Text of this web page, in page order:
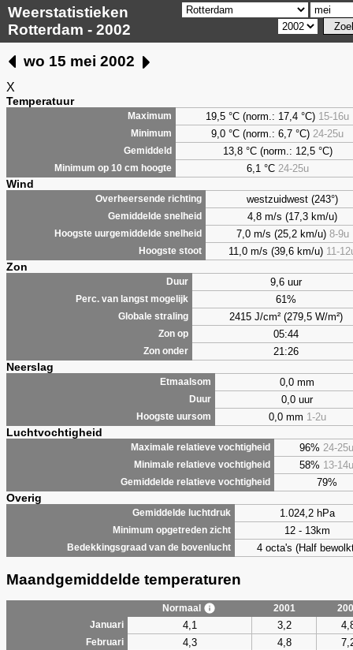
Weerstatistieken
Rotterdam - 2002
wo 15 mei 2002
X
Temperatuur
Maximum 19,5 °C (norm.: 17,4 °C) 15-16u
Minimum 9,0 °C (norm.: 6,7 °C) 24-25u
Gemiddeld 13,8 °C (norm.: 12,5 °C)
Minimum op 10 cm hoogte 6,1 °C 24-25u
Wind
Overheersende richting westzuidwest (243°)
Gemiddelde snelheid 4,8 m/s (17,3 km/u)
Hoogste uurgemiddelde snelheid 7,0 m/s (25,2 km/u) 8-9u
Hoogste stoot 11,0 m/s (39,6 km/u) 11-
Zon
Duur 9,6 uur
Perc. van langst mogelijk 61%
Globale straling 2415 J/cm² (279,5 W/m²)
Zon op 05:44
Zon onder 21:26
Neerslag
Etmaalsom 0,0 mm
Duur 0,0 uur
Hoogste uursom 0,0 mm 1-2u
Luchtvochtigheid
Maximale relatieve vochtigheid 96% 24-25u
Minimale relatieve vochtigheid 58% 13-14u
Gemiddelde relatieve vochtigheid 79%
Overig
Gemiddelde luchtdruk 1.024,2 hPa
Minimum opgetreden zicht 12 - 13km
Bedekkingsgraad van de bovenlucht 4 octa's (Half
Maandgemiddelde temperaturen
Normaal 2001
Januari
4,1 3,2
Februari 4,3 4,8